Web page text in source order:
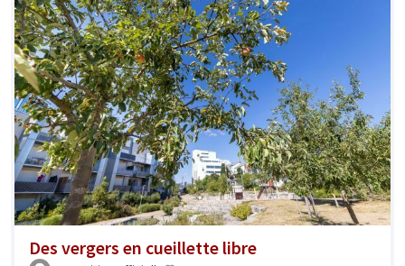
Des vergers en cueillette libre